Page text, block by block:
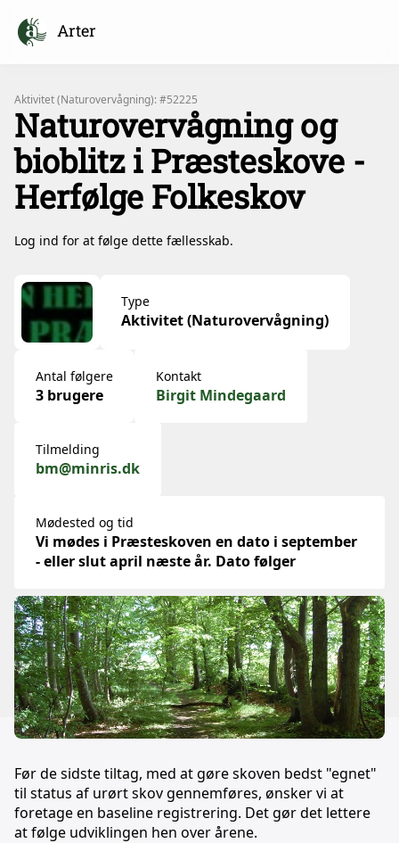
Arter
Aktivitet (Naturovervågning): #52225
Naturovervågning og
bioblitz i Præsteskove -
Herfølge Folkeskov
Log ind for at følge dette fællesskab.
Type
Aktivitet (Naturovervågning)
Antal følgere
3 brugere
Kontakt
Birgit Mindegaard
Tilmelding
bm@minris.dk
Mødested og tid
Vi mødes i Præsteskoven en dato i september
- eller slut april næste år. Dato følger
Før de sidste tiltag, med at gøre skoven bedst "egnet"
til status af urørt skov gennemføres, ønsker vi at
foretage en baseline registrering. Det gør det lettere
at følge udviklingen hen over årene.